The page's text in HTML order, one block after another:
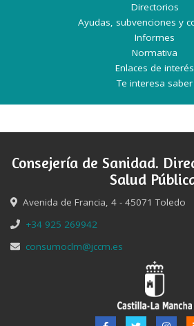
Directorios
Ayudas, subvenciones y
Informes
Normativa
Enlaces de interés
Te interesa saber
Consejería de Sanidad.
Salud
Avenida de Francia, 4 - 45071 Toledo
+34 925 269942
consumoclm@jccm.es